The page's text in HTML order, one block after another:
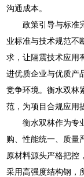
沟通成本。
政策引导与标准
业标准与技术规范不
求，让隔震技术应用
进优质企业与优质产
竞争环境。衡水双林
范，为项目合规应用
衡水双林作为专
购、性能统一、质量
原材料源头严格把控
采用高强度结构钢，